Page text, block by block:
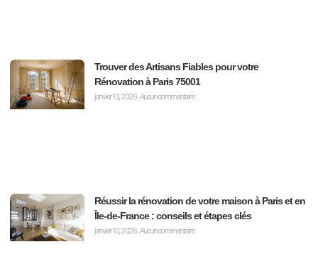
Trouver des Artisans Fiables pour votre
Rénovation à Paris 75001
janvier 13, 2026Aucun commentaire
Réussir la rénovation de votre maison à Paris et en
Île-de-France : conseils et étapes clés
janvier 10, 2026Aucun commentaire